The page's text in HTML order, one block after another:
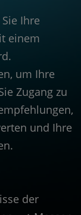
Ihre
einem
um Ihre
Zugang zu
und Ihre
der